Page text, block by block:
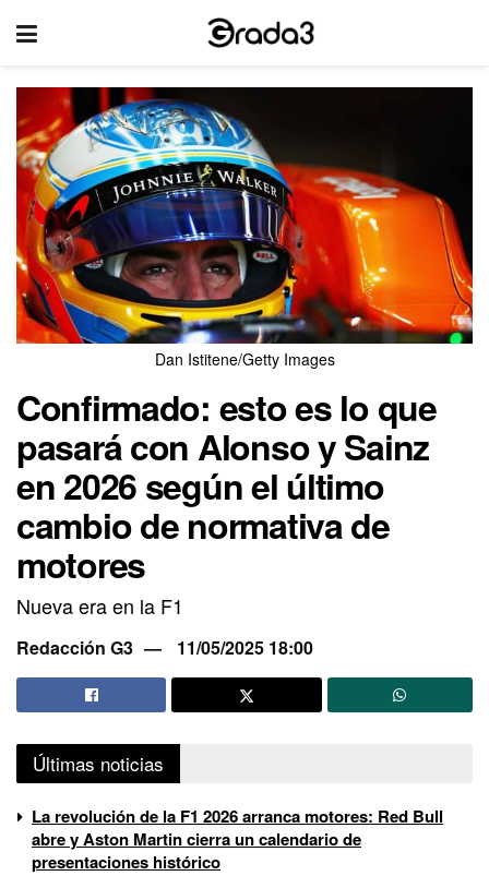
Dan Istitene/Getty Images
Confirmado: esto es lo que
pasará con Alonso y Sainz
en 2026 según el último
cambio de normativa de
motores
Nueva era en la F1
Redacción G3 11/05/2025 18:00
Últimas noticias
La revolución de la F1 2026 arranca motores: Red Bull
abre y Aston Martin cierra un calendario de
presentaciones histórico